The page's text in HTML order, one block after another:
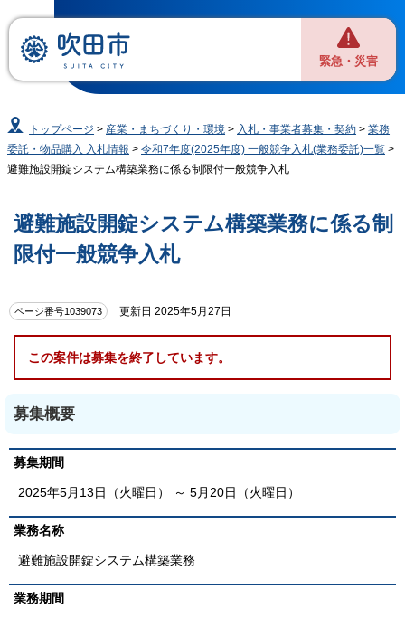
緊急・災害
トップページ > 産業・まちづくり・環境 > 入札・事業者募集・契約 >業務
委託・物品購入 入札情報 > 令和7年度(2025年度) 一般競争入札(業務委託)一覧 >
避難施設開錠システム構築業務に係る制限付一般競争入札
避難施設開錠システム構築業務に係る制
限付一般競争入札
ページ番号1039073 更新日 2025年5月27日
この案件は募集を終了しています。
募集概要
募集期間
2025年5月13日（火曜日） ～ 5月20日（火曜日）
業務名称
避難施設開錠システム構築業務
業務期間